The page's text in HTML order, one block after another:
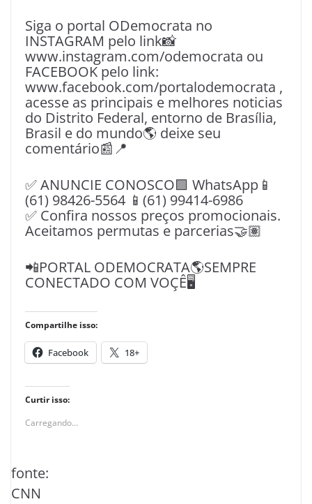
Siga o portal ODemocrata no
INSTAGRAM pelo link📸
www.instagram.com/odemocrata ou
FACEBOOK pelo link:
www.facebook.com/portalodemocrata ,
acesse as principais e melhores noticias
do Distrito Federal, entorno de Brasília,
Brasil e do mundo🌎 deixe seu
comentário📰📍
✅ ANUNCIE CONOSCO🟩 WhatsApp📱
(61) 98426-5564 📱(61) 99414-6986
✅ Confira nossos preços promocionais.
Aceitamos permutas e parcerias🤝🏽
📲PORTAL ODEMOCRATA🌎SEMPRE
CONECTADO COM VOÇÊ🖥️
Compartilhe isso:
Facebook 18+
Curtir isso:
Carregando...
fonte:
CNN